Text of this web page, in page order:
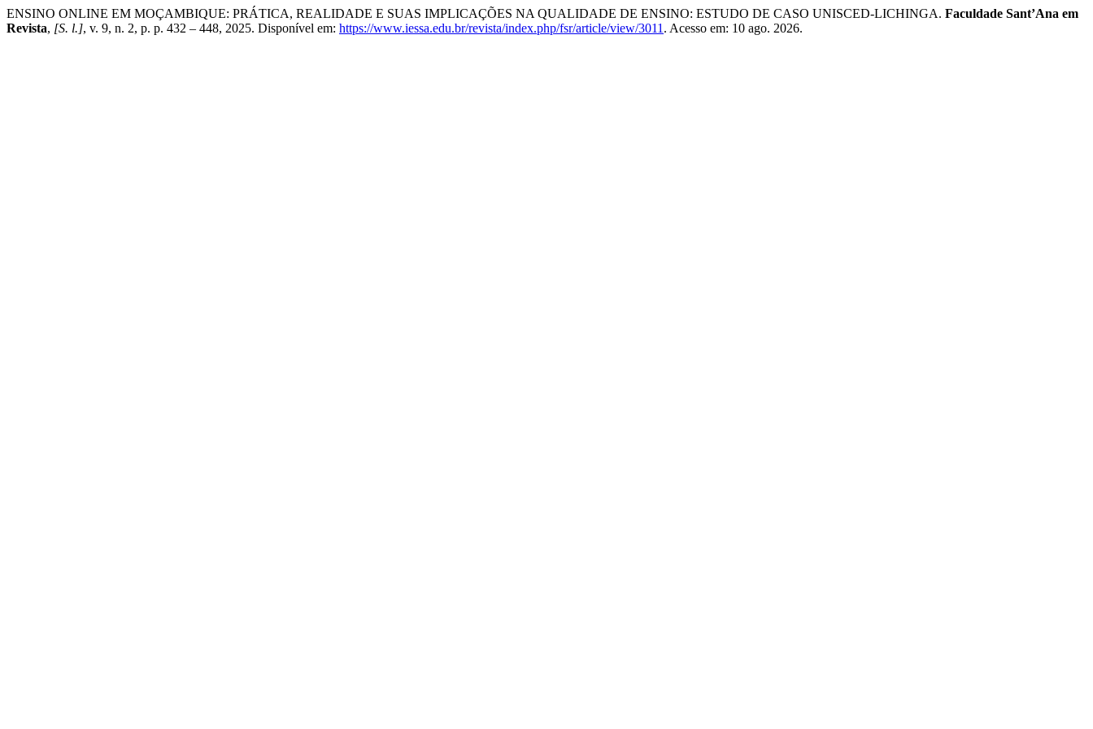
ENSINO ONLINE EM MOÇAMBIQUE: PRÁTICA, REALIDADE E SUAS IMPLICAÇÕES NA QUALIDADE DE ENSINO: ESTUDO DE CASO UNISCED-LICHINGA. Faculdade Sant’Ana em
Revista, [S. l.], v. 9, n. 2, p. p. 432 – 448, 2025. Disponível em: https://www.iessa.edu.br/revista/index.php/fsr/article/view/3011 . Acesso em: 10 ago. 2026.